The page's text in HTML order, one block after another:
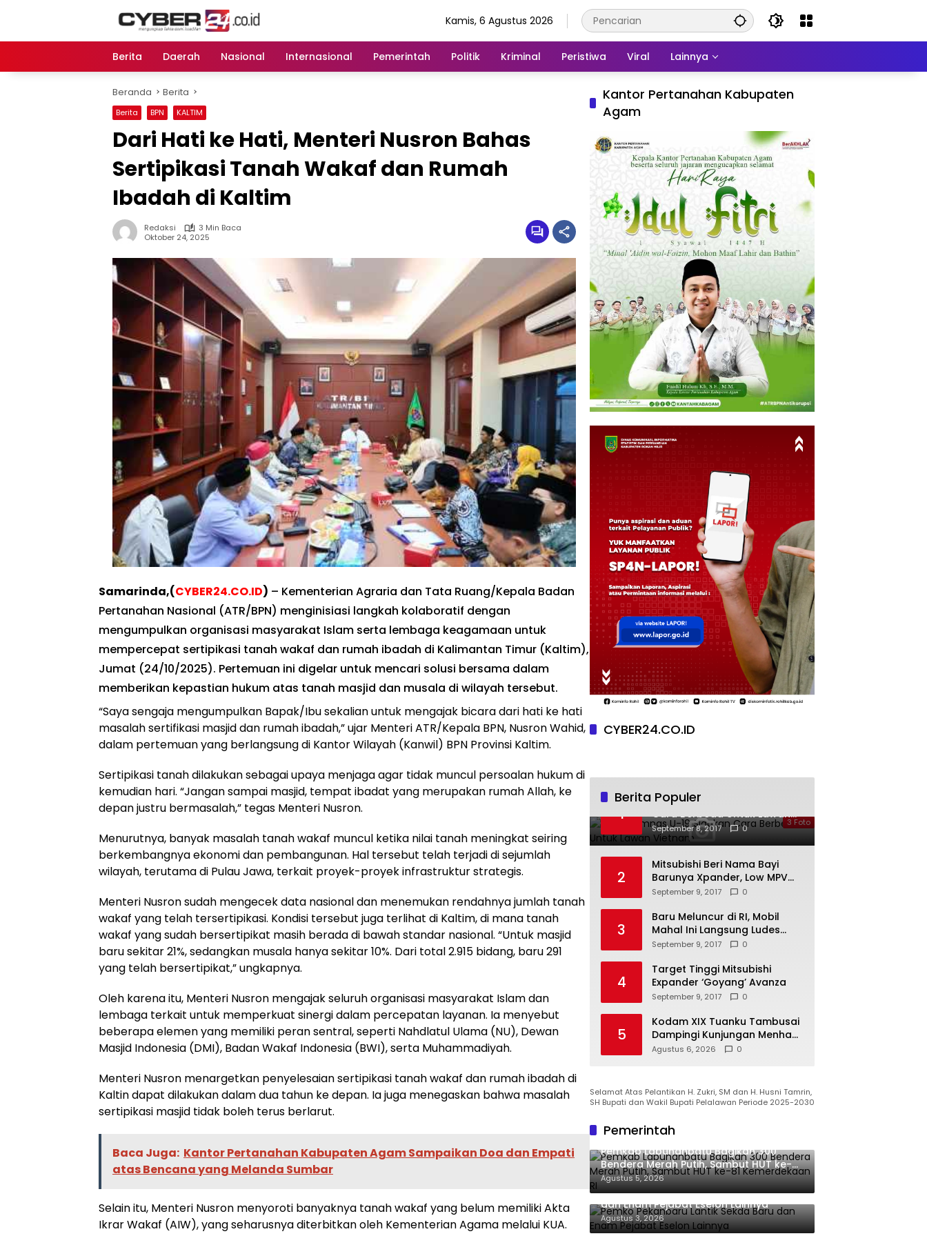
Kamis, 6 Agustus 2026
Berita Daerah Nasional Internasional Pemerintah Politik Kriminal Peristiwa Viral Lainnya
Beranda Berita
Berita BPN KALTIM
Dari Hati ke Hati, Menteri Nusron Bahas
Sertipikasi Tanah Wakaf dan Rumah
Ibadah di Kaltim
Redaksi
3 Min Baca
Oktober 24, 2025
Samarinda,(CYBER24.CO.ID) – Kementerian Agraria dan Tata Ruang/Kepala Badan
Pertanahan Nasional (ATR/BPN) menginisiasi langkah kolaboratif dengan
mengumpulkan organisasi masyarakat Islam serta lembaga keagamaan untuk
mempercepat sertipikasi tanah wakaf dan rumah ibadah di Kalimantan Timur (Kaltim),
Jumat (24/10/2025). Pertemuan ini digelar untuk mencari solusi bersama dalam
memberikan kepastian hukum atas tanah masjid dan musala di wilayah tersebut.
“Saya sengaja mengumpulkan Bapak/Ibu sekalian untuk mengajak bicara dari hati ke hati
masalah sertifikasi masjid dan rumah ibadah,” ujar Menteri ATR/Kepala BPN, Nusron Wahid,
dalam pertemuan yang berlangsung di Kantor Wilayah (Kanwil) BPN Provinsi Kaltim.
Sertipikasi tanah dilakukan sebagai upaya menjaga agar tidak muncul persoalan hukum di
kemudian hari. “Jangan sampai masjid, tempat ibadat yang merupakan rumah Allah, ke
depan justru bermasalah,” tegas Menteri Nusron.
Menurutnya, banyak masalah tanah wakaf muncul ketika nilai tanah meningkat seiring
berkembangnya ekonomi dan pembangunan. Hal tersebut telah terjadi di sejumlah
wilayah, terutama di Pulau Jawa, terkait proyek-proyek infrastruktur strategis.
Menteri Nusron sudah mengecek data nasional dan menemukan rendahnya jumlah tanah
wakaf yang telah tersertipikasi. Kondisi tersebut juga terlihat di Kaltim, di mana tanah
wakaf yang sudah bersertipikat masih berada di bawah standar nasional. “Untuk masjid
baru sekitar 21%, sedangkan musala hanya sekitar 10%. Dari total 2.915 bidang, baru 291
yang telah bersertipikat,” ungkapnya.
Oleh karena itu, Menteri Nusron mengajak seluruh organisasi masyarakat Islam dan
lembaga terkait untuk memperkuat sinergi dalam percepatan layanan. Ia menyebut
beberapa elemen yang memiliki peran sentral, seperti Nahdlatul Ulama (NU), Dewan
Masjid Indonesia (DMI), Badan Wakaf Indonesia (BWI), serta Muhammadiyah.
Menteri Nusron menargetkan penyelesaian sertipikasi tanah wakaf dan rumah ibadah di
Kaltin dapat dilakukan dalam dua tahun ke depan. Ia juga menegaskan bahwa masalah
sertipikasi masjid tidak boleh terus berlarut.
Baca Juga: Kantor Pertanahan Kabupaten Agam Sampaikan Doa dan Empati
atas Bencana yang Melanda Sumbar
Selain itu, Menteri Nusron menyoroti banyaknya tanah wakaf yang belum memiliki Akta
Ikrar Wakaf (AIW), yang seharusnya diterbitkan oleh Kementerian Agama melalui KUA.
Kantor Pertanahan Kabupaten
Agam
CYBER24.CO.ID
Berita Populer
3 Foto
1
Galeri Timnas U-19 Siapkan
Cara Berbeda Untuk Lawan
Vietnam
September 8, 2017 0
2
Mitsubishi Beri Nama Bayi
Barunya Xpander, Low MPV
Pesaing Avanza cs
September 9, 2017 0
3
Baru Meluncur di RI, Mobil
Mahal Ini Langsung Ludes
Terjual
September 9, 2017 0
4
Target Tinggi Mitsubishi
Expander ‘Goyang’ Avanza
September 9, 2017 0
5
Kodam XIX Tuanku Tambusai
Dampingi Kunjungan Menhan
RI ke Yonif TP 952/Imam
Agustus 6, 2026 0
Selamat Atas Pelantikan H. Zukri, SM dan H. Husni Tamrin,
SH Bupati dan Wakil Bupati Pelalawan Periode 2025-2030
Pemerintah
Pemkab Labuhanbatu Bagikan 300
Bendera Merah Putih, Sambut HUT ke-81
Kemerdekaan RI
Agustus 5, 2026
Pemko Pekanbaru Lantik Sekda Baru
dan Enam Pejabat Eselon Lainnya
Agustus 3, 2026